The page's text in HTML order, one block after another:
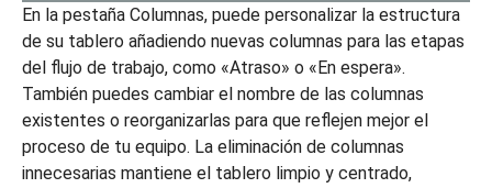
En la pestaña Columnas, puede personalizar la estructura
de su tablero añadiendo nuevas columnas para las etapas
del flujo de trabajo, como «Atraso» o «En espera».
También puedes cambiar el nombre de las columnas
existentes o reorganizarlas para que reflejen mejor el
proceso de tu equipo. La eliminación de columnas
innecesarias mantiene el tablero limpio y centrado,